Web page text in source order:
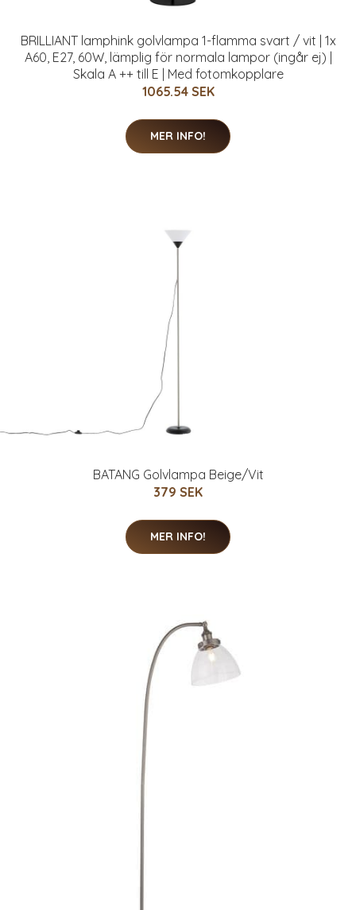
BRILLIANT lamphink golvlampa 1-flamma svart / vit | 1x
A60, E27, 60W, lämplig för normala lampor (ingår ej) |
Skala A ++ till E | Med fotomkopplare
1065.54 SEK
MER INFO!
BATANG Golvlampa Beige/Vit
379 SEK
MER INFO!